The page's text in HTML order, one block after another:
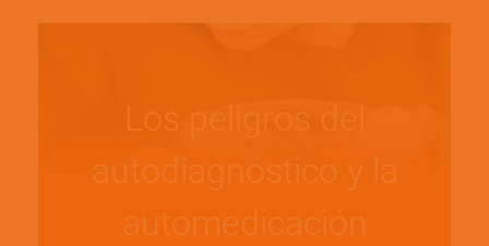
Los peligros del
autodiagnóstico y la
automedicación